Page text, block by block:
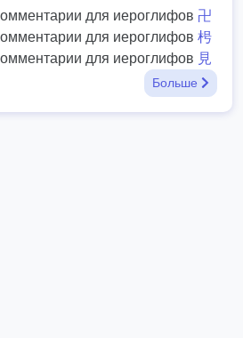
для иероглифов 卍
для иероглифов 枵
для иероглифов 見
Больше